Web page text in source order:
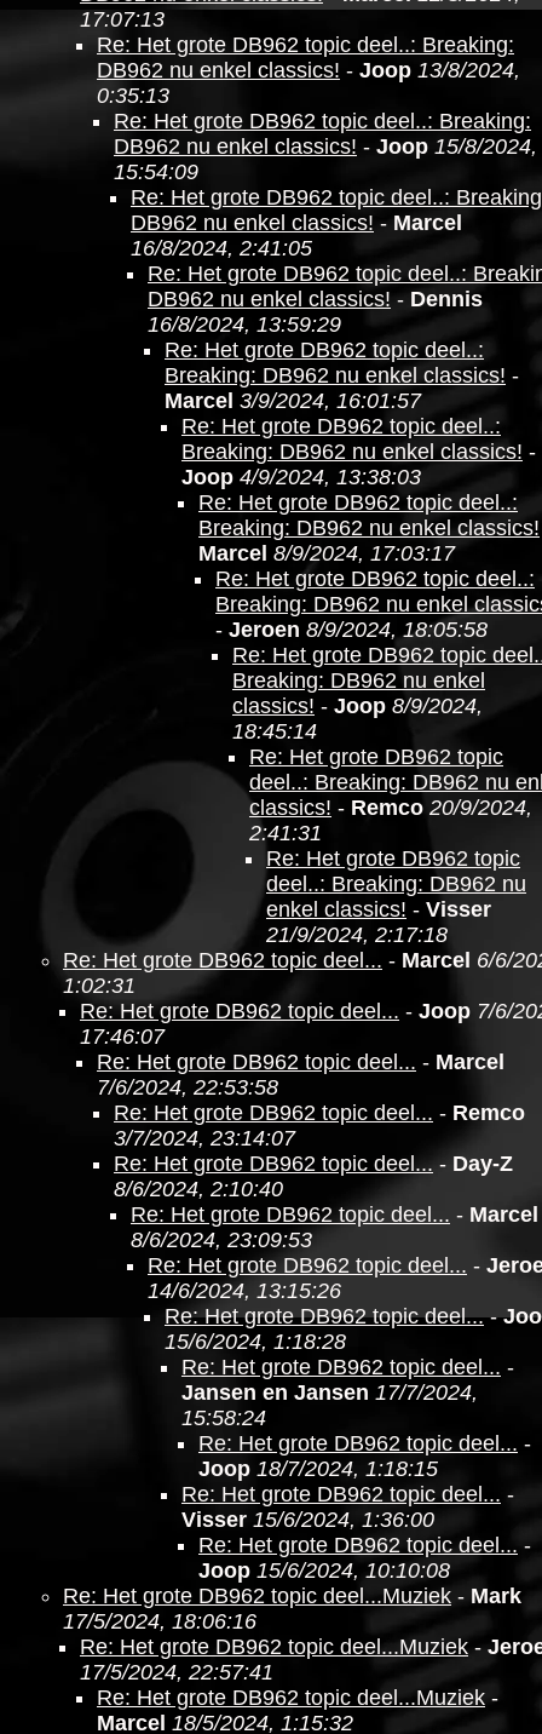
17:07:13
Re: Het grote DB962 topic deel..: Breaking:
DB962 nu enkel classics! - Joop 13/8/2024,
0:35:13
Re: Het grote DB962 topic deel..: Breaking:
DB962 nu enkel classics! - Joop 15/8/2024,
15:54:09
Re: Het grote DB962 topic deel..:
DB962 nu enkel classics! - Marcel
16/8/2024, 2:41:05
Re: Het grote DB962 topic deel..:
DB962 nu enkel classics! - Dennis
16/8/2024, 13:59:29
Re: Het grote DB962 topic deel..:
Breaking: DB962 nu enkel classics! -
Marcel 3/9/2024, 16:01:57
Re: Het grote DB962 topic deel..:
Breaking: DB962 nu enkel classics! -
Joop 4/9/2024, 13:38:03
Re: Het grote DB962 topic deel..:
Breaking: DB962 nu enkel classics!
Marcel 8/9/2024, 17:03:17
Re: Het grote DB962 topic deel..:
Breaking: DB962 nu enkel
- Jeroen 8/9/2024, 18:05:58
Re: Het grote DB962 topic
Breaking: DB962 nu enkel
classics! - Joop 8/9/2024,
18:45:14
Re: Het grote DB962 topic
deel..: Breaking: DB962 nu
classics! - Remco 20/9/2024,
2:41:31
Re: Het grote DB962 topic
deel..: Breaking: DB962 nu
enkel classics! - Visser
21/9/2024, 2:17:18
Re: Het grote DB962 topic deel... - Marcel 6/6/
1:02:31
Re: Het grote DB962 topic deel... - Joop 7/6/
17:46:07
Re: Het grote DB962 topic deel... - Marcel
7/6/2024, 22:53:58
Re: Het grote DB962 topic deel... - Remco
3/7/2024, 23:14:07
Re: Het grote DB962 topic deel... - Day-Z
8/6/2024, 2:10:40
Re: Het grote DB962 topic deel... - Marcel
8/6/2024, 23:09:53
Re: Het grote DB962 topic deel... -
14/6/2024, 13:15:26
Re: Het grote DB962 topic deel...-
15/6/2024, 1:18:28
Re: Het grote DB962 topic deel... -
Jansen en Jansen 17/7/2024,
15:58:24
Re: Het grote DB962 topic deel... -
Joop 18/7/2024, 1:18:15
Re: Het grote DB962 topic deel... -
Visser 15/6/2024, 1:36:00
Re: Het grote DB962 topic deel... -
Joop 15/6/2024, 10:10:08
Re: Het grote DB962 topic deel...Muziek - Mark
17/5/2024, 18:06:16
Re: Het grote DB962 topic deel...Muziek -
17/5/2024, 22:57:41
Re: Het grote DB962 topic deel...Muziek -
Marcel 18/5/2024, 1:15:32